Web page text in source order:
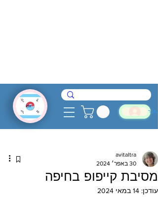
מסיבת קייפופ בחיפה
avitaltra
30 באפר׳ 2024
עודכן: 14 במאי 2024